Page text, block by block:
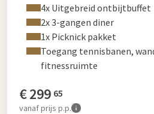
4x Uitgebreid ontbijtbuffet
2x 3-gangen diner
1x Picknick pakket
Toegang tennisbanen,
fitnessruimte
€299 65
vanafprijs p.p.